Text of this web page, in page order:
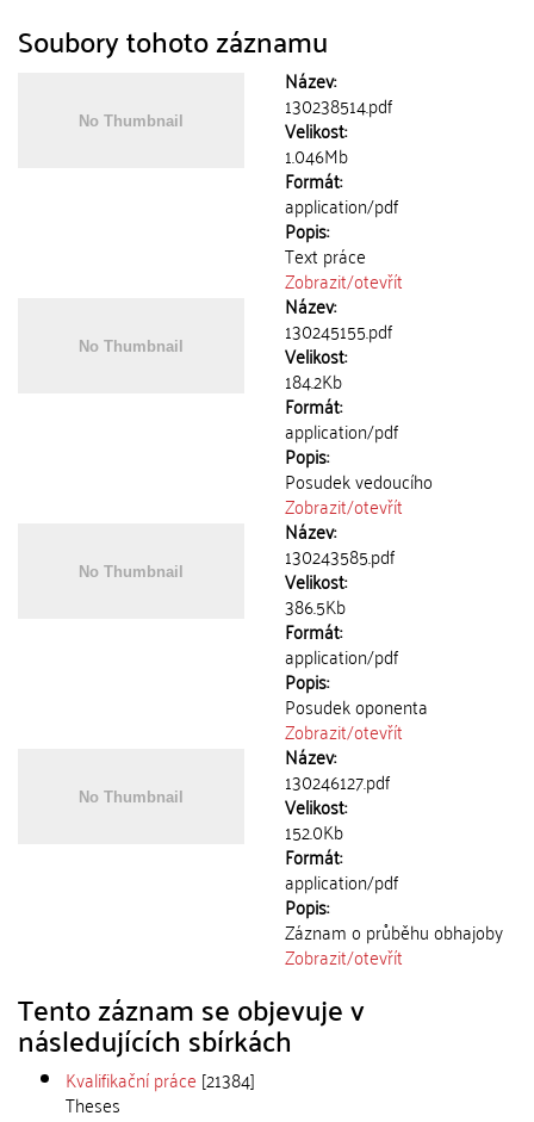
Soubory tohoto záznamu
Název:
130238514.pdf
Velikost:
1.046Mb
Formát:
application/pdf
Popis:
Text práce
Zobrazit/otevřít
Název:
130245155.pdf
Velikost:
184.2Kb
Formát:
application/pdf
Popis:
Posudek vedoucího
Zobrazit/otevřít
Název:
130243585.pdf
Velikost:
386.5Kb
Formát:
application/pdf
Popis:
Posudek oponenta
Zobrazit/otevřít
Název:
130246127.pdf
Velikost:
152.0Kb
Formát:
application/pdf
Popis:
Záznam o průběhu obhajoby
Zobrazit/otevřít
Tento záznam se objevuje v
následujících sbírkách
Kvalifikační práce [21384]
Theses